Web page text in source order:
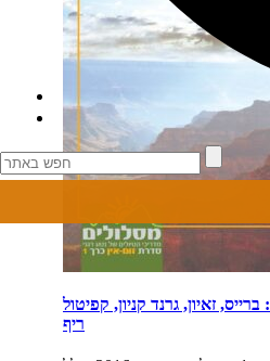
פארקים לאומיים זום-אין 1: ברייס, זאיון, גרנד קניון, קפיטול
ריף